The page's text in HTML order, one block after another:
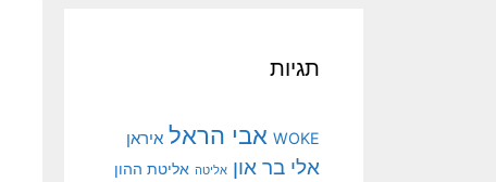
תגיות
WOKE אבי הראל איראן
אלי בר און אליטה אליטת ההון